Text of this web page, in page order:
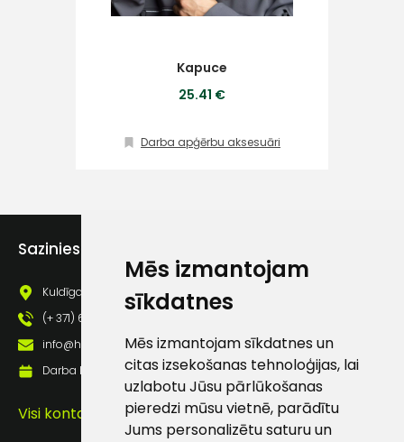
Mēs izmantojam
sīkdatnes
Mēs izmantojam sīkdatnes un
citas izsekošanas tehnoloģijas, lai
uzlabotu Jūsu pārlūkošanas
pieredzi mūsu vietnē, parādītu
Jums personalizētu saturu un
Kapuce
25.41 €
Darba apģērbu aksesuāri
Sazinies ar mums
Kuldīgas iela 69a, Saldus, Saldus nov., LV - 3801
(+ 371) 63 881 186
info@hards.lv
Darba laiks: Darbadienās: 8:00 - 17:00
Visi kontakti
Klientu
info@hards.lv